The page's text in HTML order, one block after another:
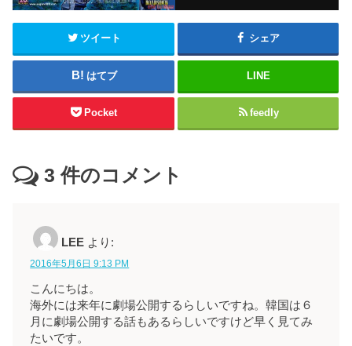
ツイート シェア
はてブ LINE
Pocket feedly
3 件のコメント
LEE より:
2016年5月6日 9:13 PM
こんにちは。
海外には来年に劇場公開するらしいですね。韓国は６
月に劇場公開する話もあるらしいですけど早く見てみ
たいです。